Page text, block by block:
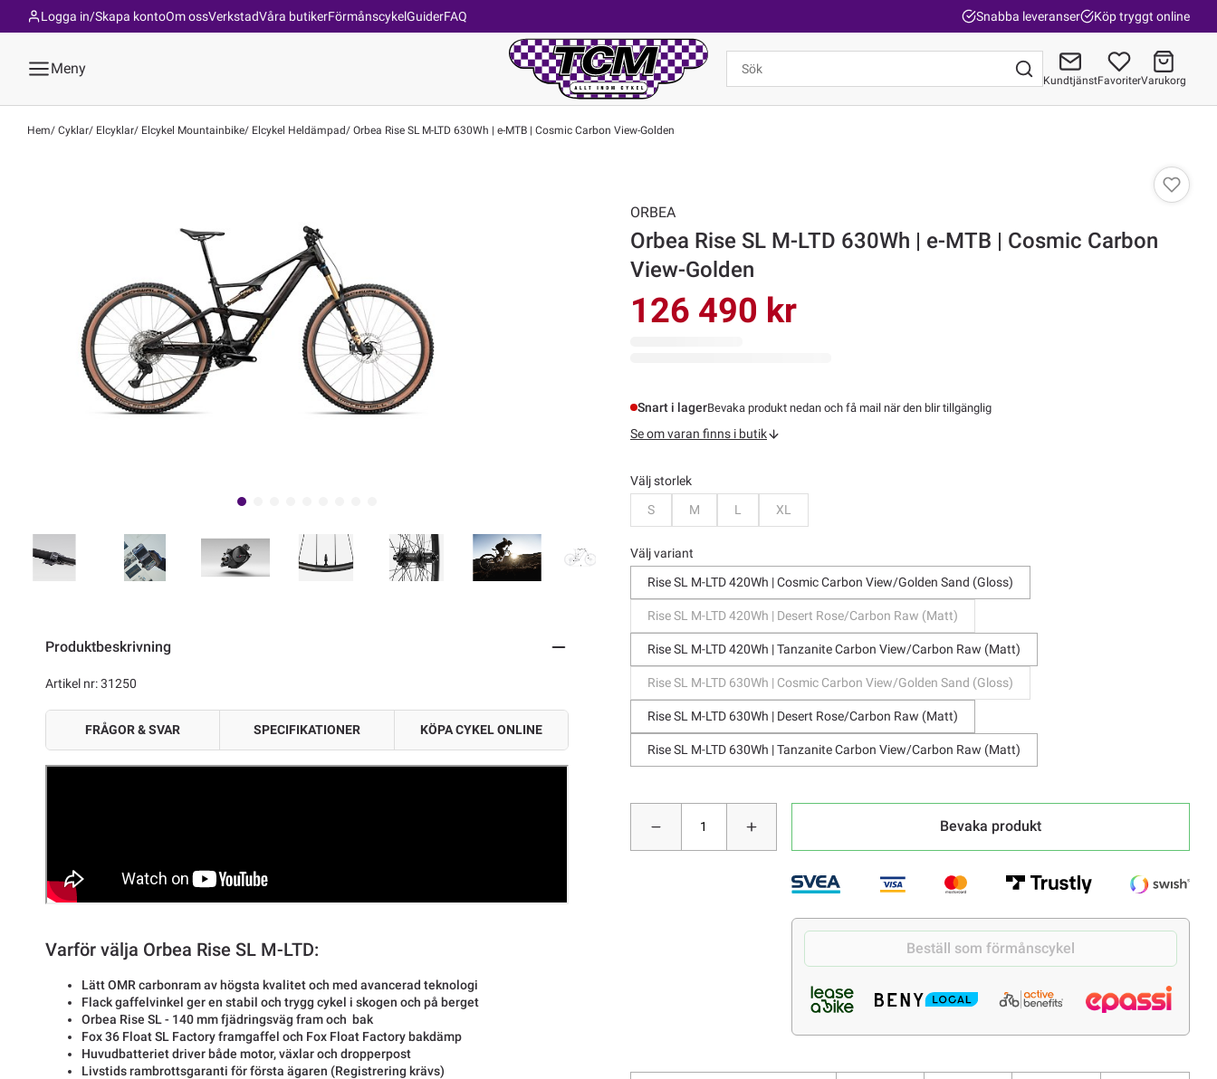
Om ossVerkstadVåra butikerFörmånscykelGuiderFAQ
Logga in/Skapa konto Snabba leveranser Köp tryggt online
Meny
KundtjänstFavoriterVarukorg
Hem Cyklar Elcyklar Elcykel Mountainbike Elcykel Heldämpad Orbea Rise SL M-LTD 630Wh | e-MTB | Cosmic Carbon View-Golden
Produktbeskrivning
Artikel nr: 31250
FRÅGOR & SVAR SPECIFIKATIONER KÖPA CYKEL ONLINE
Varför välja Orbea Rise SL M-LTD:
Lätt OMR carbonram av högsta kvalitet och med avancerad teknologi
Flack gaffelvinkel ger en stabil och trygg cykel i skogen och på berget
Orbea Rise SL - 140 mm fjädringsväg fram och bak
Fox 36 Float SL Factory framgaffel och Fox Float Factory bakdämp
Huvudbatteriet driver både motor, växlar och dropperpost
Livstids rambrottsgaranti för första ägaren (Registrering krävs)
ORBEA
Orbea Rise SL M-LTD 630Wh | e-MTB | Cosmic Carbon
View-Golden
126 490 kr
Snart i lagerBevaka produkt nedan och få mail när den blir tillgänglig
Se om varan finns i butik
Välj storlek
S
M L XL
Välj variant
Rise SL M-LTD 420Wh | Cosmic Carbon View/Golden Sand (Gloss)
Rise SL M-LTD 420Wh | Desert Rose/Carbon Raw (Matt)
Rise SL M-LTD 420Wh | Tanzanite Carbon View/Carbon Raw (Matt)
Rise SL M-LTD 630Wh | Cosmic Carbon View/Golden Sand (Gloss)
Rise SL M-LTD 630Wh | Desert Rose/Carbon Raw (Matt)
Rise SL M-LTD 630Wh | Tanzanite Carbon View/Carbon Raw (Matt)
Bevaka produkt
Beställ som förmånscykel